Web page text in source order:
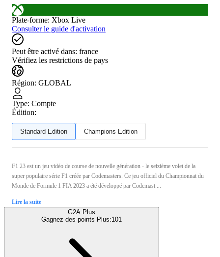
Plate-forme: Xbox Live
Consulter le guide d'activation
Peut être activé dans: france
Vérifiez les restrictions de pays
Région: GLOBAL
Type: Compte
Édition:
Standard Edition Champions Edition
F1 23 est un jeu vidéo de course de nouvelle génération - le seizième volet de la
super populaire série F1 créée par Codemasters. Ce jeu officiel du Championnat du
Monde de Formule 1 FIA 2023 a été développé par Codemast ...
Lire la suite
G2A Plus
Gagnez des points Plus:101